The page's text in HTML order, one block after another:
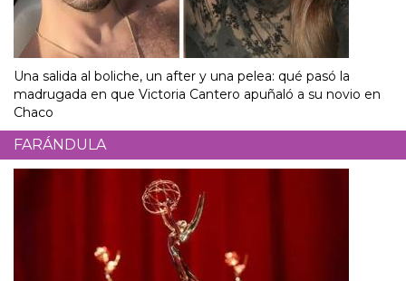
Una salida al boliche, un after y una pelea: qué pasó la
madrugada en que Victoria Cantero apuñaló a su novio en
Chaco
FARÁNDULA